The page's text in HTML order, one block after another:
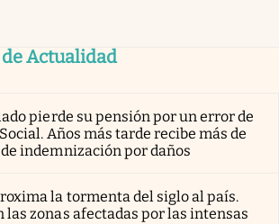
Actualidad
pierde su pensión por un error de
Años más tarde recibe más de
indemnización por daños
la tormenta del siglo al país.
las zonas afectadas por las intensas